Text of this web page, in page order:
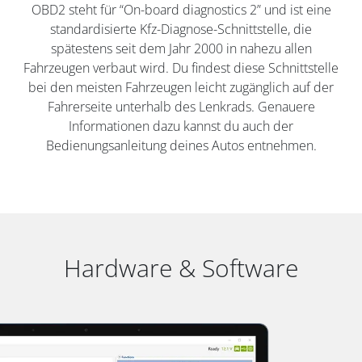
OBD2 steht für “On-board diagnostics 2” und ist eine
standardisierte Kfz-Diagnose-Schnittstelle, die
spätestens seit dem Jahr 2000 in nahezu allen
Fahrzeugen verbaut wird. Du findest diese Schnittstelle
bei den meisten Fahrzeugen leicht zugänglich auf der
Fahrerseite unterhalb des Lenkrads. Genauere
Informationen dazu kannst du auch der
Bedienungsanleitung deines Autos entnehmen.
Hardware & Software